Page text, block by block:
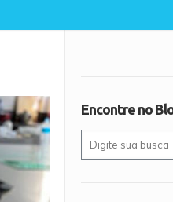
Encontre no